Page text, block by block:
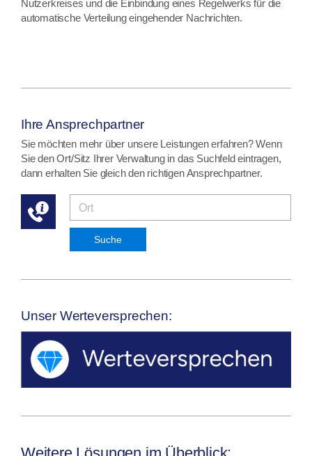
Nutzerkreises und die Einbindung eines Regelwerks für die
automatische Verteilung eingehender Nachrichten.
Ihre Ansprechpartner
Sie möchten mehr über unsere Leistungen erfahren? Wenn
Sie den Ort/Sitz Ihrer Verwaltung in das Suchfeld eintragen,
dann erhalten Sie gleich den richtigen Ansprechpartner.
Suche
Unser Werteversprechen: